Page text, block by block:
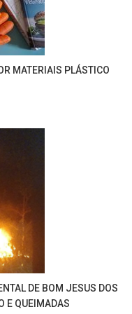
MATERIAIS PLÁSTICO
DE BOM JESUS DOS
E QUEIMADAS